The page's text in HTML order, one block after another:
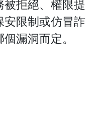
拒絕、權限提
限制或仿冒詐
漏洞而定。